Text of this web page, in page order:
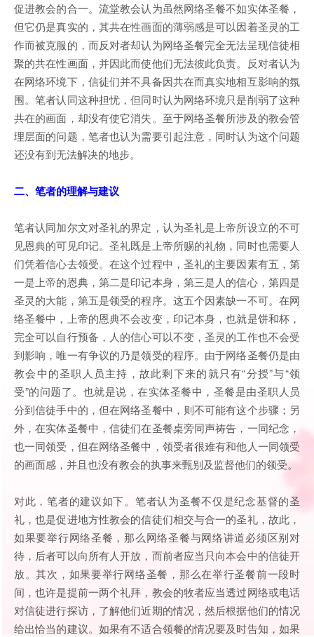
促进教会的合一。流堂教会认为虽然网络圣餐不如实体圣餐，
但它仍是真实的，其共在性画面的薄弱感是可以因着圣灵的工
作而被克服的，而反对者却认为网络圣餐完全无法呈现信徒相
聚的共在性画面，并因此而使他们无法彼此负责。反对者认为
在网络环境下，信徒们并不具备因共在而真实地相互影响的氛
围。笔者认同这种担忧，但同时认为网络环境只是削弱了这种
共在的画面，却没有使它消失。至于网络圣餐所涉及的教会管
理层面的问题，笔者也认为需要引起注意，同时认为这个问题
还没有到无法解决的地步。
二、笔者的理解与建议
笔者认同加尔文对圣礼的界定，认为圣礼是上帝所设立的不可
见恩典的可见印记。圣礼既是上帝所赐的礼物，同时也需要人
们凭着信心去领受。在这个过程中，圣礼的主要因素有五，第
一是上帝的恩典，第二是印记本身，第三是人的信心，第四是
圣灵的大能，第五是领受的程序。这五个因素缺一不可。在网
络圣餐中，上帝的恩典不会改变，印记本身，也就是饼和杯，
完全可以自行预备，人的信心可以不变，圣灵的工作也不会受
到影响，唯一有争议的乃是领受的程序。由于网络圣餐仍是由
教会中的圣职人员主持，故此剩下来的就只有“分授”与“领
受”的问题了。也就是说，在实体圣餐中，圣餐是由圣职人员
分到信徒手中的，但在网络圣餐中，则不可能有这个步骤；另
外，在实体圣餐中，信徒们在圣餐桌旁同声祷告，一同纪念，
也一同领受，但在网络圣餐中，领受者很难有和他人一同领受
的画面感，并且也没有教会的执事来甄别及监督他们的领受。
对此，笔者的建议如下。笔者认为圣餐不仅是纪念基督的圣
礼，也是促进地方性教会的信徒们相交与合一的圣礼，故此，
如果要举行网络圣餐，那么网络圣餐与网络讲道必须区别对
待，后者可以向所有人开放，而前者应当只向本会中的信徒开
放。其次，如果要举行网络圣餐，那么在举行圣餐前一段时
间，也许是提前一两个礼拜，教会的牧者应当透过网络或电话
对信徒进行探访，了解他们近期的情况，然后根据他们的情况
给出恰当的建议。如果有不适合领餐的情况要及时告知，如果